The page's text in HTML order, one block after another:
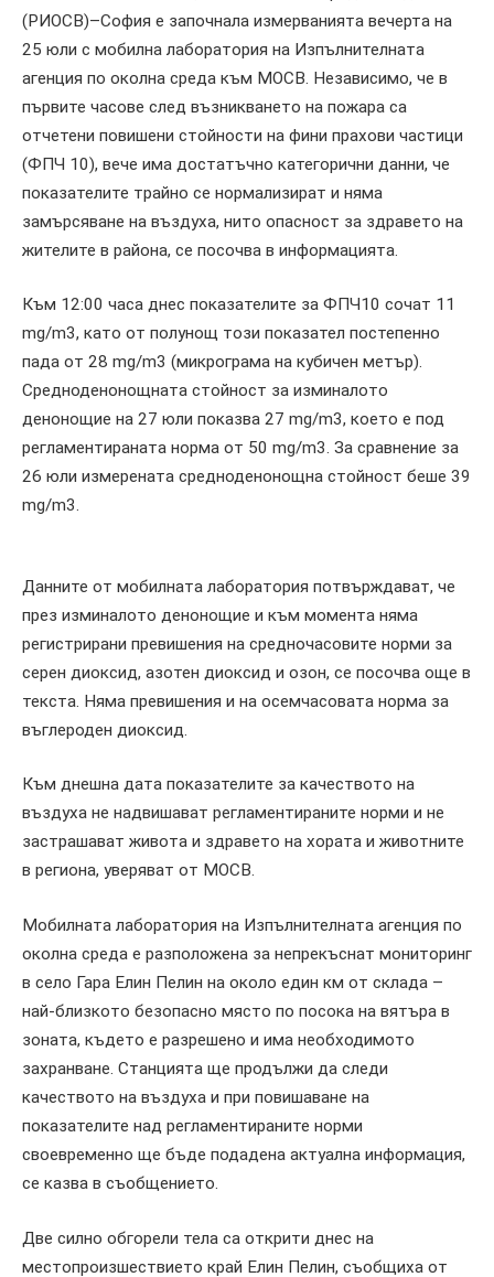
(РИОСВ)–София е започнала измерванията вечерта на
25 юли с мобилна лаборатория на Изпълнителната
агенция по околна среда към МОСВ. Независимо, че в
първите часове след възникването на пожара са
отчетени повишени стойности на фини прахови частици
(ФПЧ 10), вече има достатъчно категорични данни, че
показателите трайно се нормализират и няма
замърсяване на въздуха, нито опасност за здравето на
жителите в района, се посочва в информацията.
Към 12:00 часа днес показателите за ФПЧ10 сочат 11
mg/m3, като от полунощ този показател постепенно
пада от 28 mg/m3 (микрограма на кубичен метър).
Средноденонощната стойност за изминалото
денонощие на 27 юли показва 27 mg/m3, което е под
регламентираната норма от 50 mg/m3. За сравнение за
26 юли измерената средноденонощна стойност беше 39
mg/m3.
Данните от мобилната лаборатория потвърждават, че
през изминалото денонощие и към момента няма
регистрирани превишения на средночасовите норми за
серен диоксид, азотен диоксид и озон, се посочва още в
текста. Няма превишения и на осемчасовата норма за
въглероден диоксид.
Към днешна дата показателите за качеството на
въздуха не надвишават регламентираните норми и не
застрашават живота и здравето на хората и животните
в региона, уверяват от МОСВ.
Мобилната лаборатория на Изпълнителната агенция по
околна среда е разположена за непрекъснат мониторинг
в село Гара Елин Пелин на около един км от склада –
най-близкото безопасно място по посока на вятъра в
зоната, където е разрешено и има необходимото
захранване. Станцията ще продължи да следи
качеството на въздуха и при повишаване на
показателите над регламентираните норми
своевременно ще бъде подадена актуална информация,
се казва в съобщението.
Две силно обгорели тела са открити днес на
местопроизшествието край Елин Пелин, съобщиха от